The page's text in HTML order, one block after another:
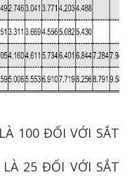
100 ĐỐI VỚI SẮT
25 ĐỐI VỚI SẮT